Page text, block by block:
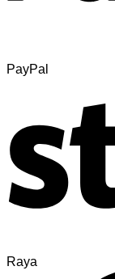
PayPal
Raya